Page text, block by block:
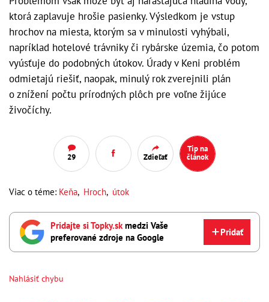
ktorá zaplavuje hrošie pasienky. Výsledkom je vstup
hrochov na miesta, ktorým sa v minulosti vyhýbali,
napríklad hotelové trávniky či rybárske územia, čo potom
vyúsťuje do podobných útokov. Úrady v Keni problém
odmietajú riešiť, naopak, minulý rok zverejnili plán
o znížení počtu prírodných plôch pre voľne žijúce
živočíchy.
29 Zdieľať
Tip na
článok
Viac o téme: Keňa, Hroch, útok
Pridajte si Topky.skmedzi Vaše
preferované zdroje na Google
Pridať
Nahlásiť chybu